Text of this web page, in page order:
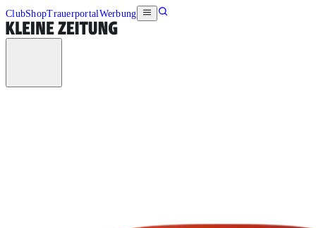
ClubShopTrauerportalWerbung